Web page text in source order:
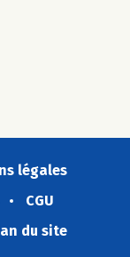
légales
CGU
du site